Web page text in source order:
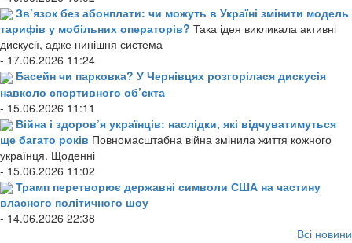
Зв’язок без абонплати: чи можуть в Україні змінити модель
тарифів у мобільних операторів? Така ідея викликала активні
дискусії, адже нинішня система
- 17.06.2026 11:24
Басейн чи парковка? У Чернівцях розгорілася дискусія
навколо спортивного об’єкта
- 15.06.2026 11:11
Війна і здоров’я українців: наслідки, які відчуватимуться
ще багато років Повномасштабна війна змінила життя кожного
українця. Щоденні
- 15.06.2026 11:02
Трамп перетворює державні символи США на частину
власного політичного шоу
- 14.06.2026 22:38
Всі новини